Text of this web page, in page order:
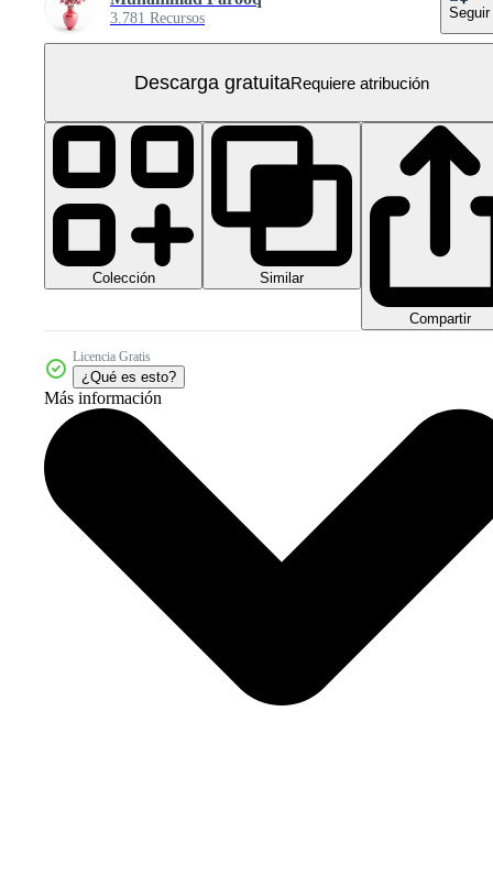
3.781 Recursos Seguir
Descarga gratuitaRequiere atribución
Colección Similar
Compartir
Licencia Gratis
¿Qué es esto?
Más información